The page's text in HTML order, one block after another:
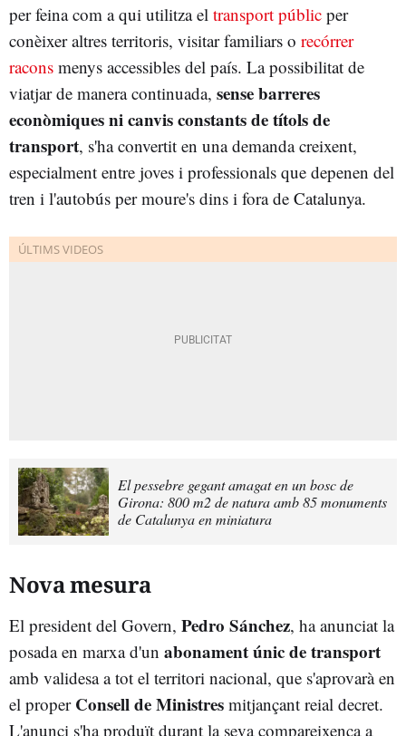
per feina com a qui utilitza el transport públic per
conèixer altres territoris, visitar familiars o recórrer
racons menys accessibles del país. La possibilitat de
viatjar de manera continuada, sense barreres
econòmiques ni canvis constants de títols de
transport, s'ha convertit en una demanda creixent,
especialment entre joves i professionals que depenen del
tren i l'autobús per moure's dins i fora de Catalunya.
El pessebre gegant amagat en un bosc de
Girona: 800 m2 de natura amb 85 monuments
de Catalunya en miniatura
Nova mesura
El president del Govern, Pedro Sánchez, ha anunciat la
posada en marxa d'un abonament únic de transport
amb validesa a tot el territori nacional, que s'aprovarà en
el proper Consell de Ministres mitjançant reial decret.
L'anunci s'ha produït durant la seva compareixença a